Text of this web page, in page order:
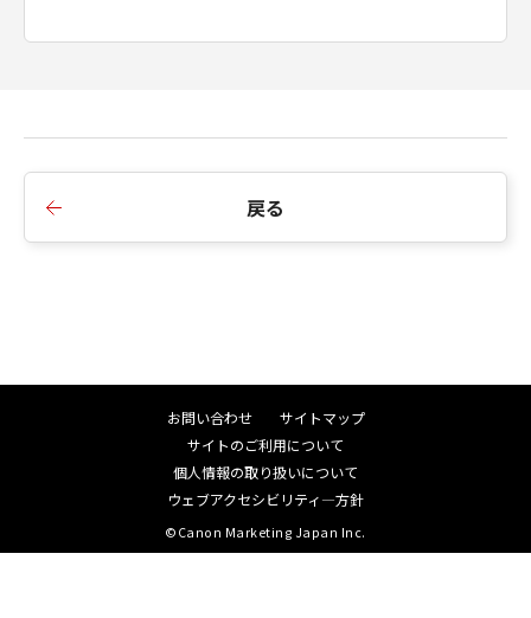
戻る
お問い合わせ
サイトマップ
サイトのご利用について
個人情報の取り扱いについて
ウェブアクセシビリティ―方針
©Canon Marketing Japan Inc.